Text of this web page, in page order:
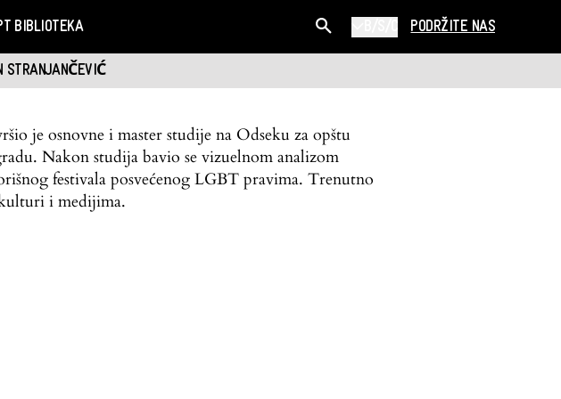
BIBLIOTEKA PODRŽITE NAS
STRANJANČEVIĆ
je osnovne i master studije na Odseku za opštu
Nakon studija bavio se vizuelnom analizom
festivala posvećenog LGBT pravima. Trenutno
i medijima.